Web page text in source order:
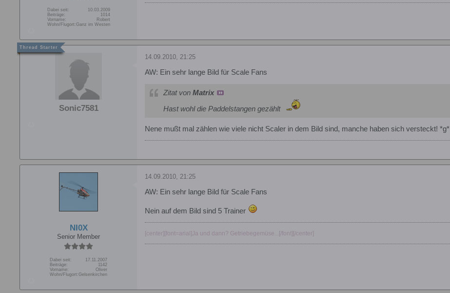
Dabei seit:
10.03.2009
Beiträge:
1014
Vorname:
Robert
Wohn/Flugort:Ganz im Westen
Sonic7581
14.09.2010, 21:25
AW: Ein sehr lange Bild für Scale Fans
Zitat von Matrix
Hast wohl die Paddelstangen gezählt
Nene mußt mal zählen wie viele nicht Scaler in dem Bild sind, manche haben sich versteckt! *g*
NI0X
Senior Member
Dabei seit:
17.11.2007
Beiträge:
1142
Vorname:
Oliver
Wohn/Flugort:Gelsenkirchen
14.09.2010, 21:25
AW: Ein sehr lange Bild für Scale Fans
Nein auf dem Bild sind 5 Trainer
[center][font=arial]Ja und dann? Getriebegemüse...[/font][/center]